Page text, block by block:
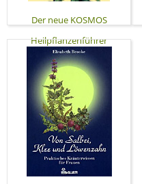
Der neue KOSMOS
Heilpflanzenführer